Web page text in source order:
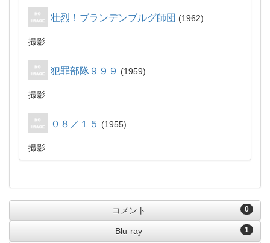
壮烈！ブランデンブルグ師団 1962
撮影
犯罪部隊９９９ 1959
撮影
０８／１５ 1955
撮影
0
コメント
1
Blu-ray